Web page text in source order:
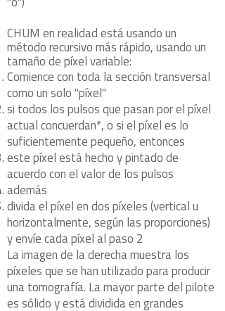
"o")
CHUM en realidad está usando un
método recursivo más rápido, usando un
tamaño de píxel variable:
Comience con toda la sección transversal
como un solo "píxel"
si todos los pulsos que pasan por el píxel
actual concuerdan*, o si el píxel es lo
suficientemente pequeño, entonces
este píxel está hecho y pintado de
acuerdo con el valor de los pulsos
además
divida el píxel en dos píxeles (vertical u
horizontalmente, según las proporciones)
y envíe cada píxel al paso 2
La imagen de la derecha muestra los
píxeles que se han utilizado para producir
una tomografía. La mayor parte del pilote
es sólido y está dividida en grandes